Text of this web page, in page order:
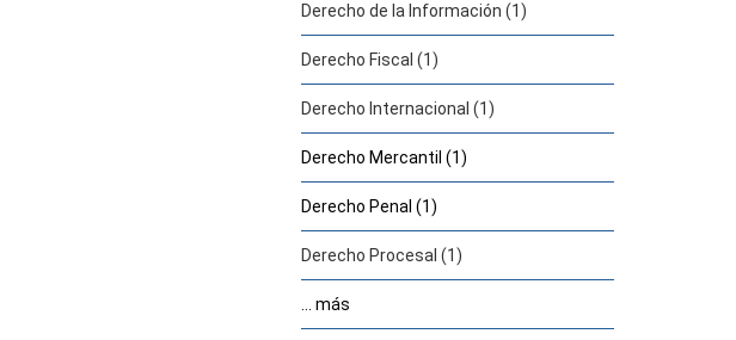
Derecho de la Información (1)
Derecho Fiscal (1)
Derecho Internacional (1)
Derecho Mercantil (1)
Derecho Penal (1)
Derecho Procesal (1)
... más